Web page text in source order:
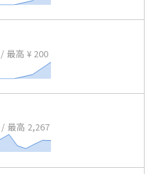
/ 最高 ¥ 200
/ 最高 2,267